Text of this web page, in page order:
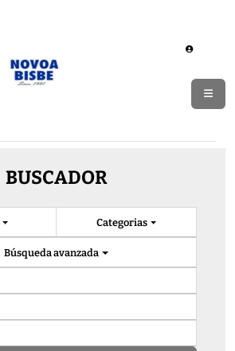
BUSCADOR
Categorias
Búsqueda avanzada